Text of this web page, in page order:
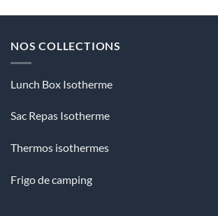
NOS COLLECTIONS
Lunch Box Isotherme
Sac Repas Isotherme
Thermos isothermes
Frigo de camping